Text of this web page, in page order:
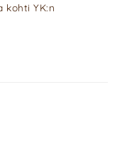
kohti YK:n